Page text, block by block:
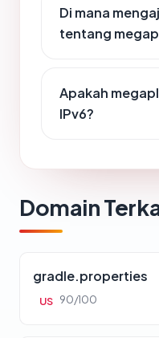
Di mana
tentang
Apakah
IPv6?
Domain
gradle.properties
US 90/100